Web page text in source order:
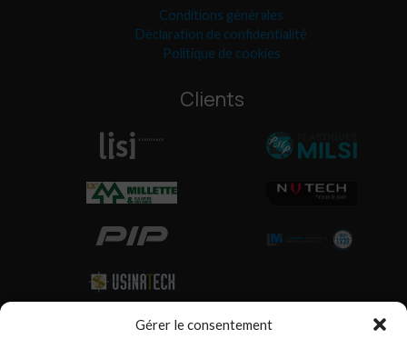
Gérer le consentement
Conditions générales
Déclaration de confidentialité
Politique de cookies
Clients
Partenaires